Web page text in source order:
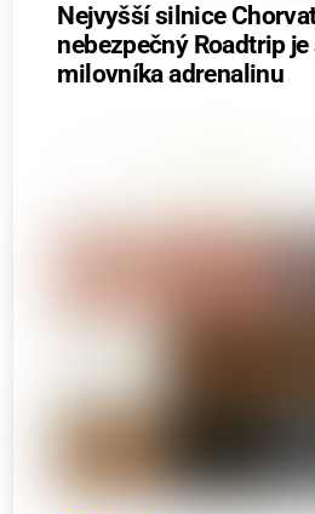
Nejvyšší silnice
nebezpečný Roadtrip
milovníka adrenalinu